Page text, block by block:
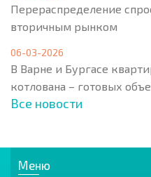
Перераспределение
вторичным рынком
06-03-2026
В Варне и Бургасе
котлована – готовых
Все новости
Меню